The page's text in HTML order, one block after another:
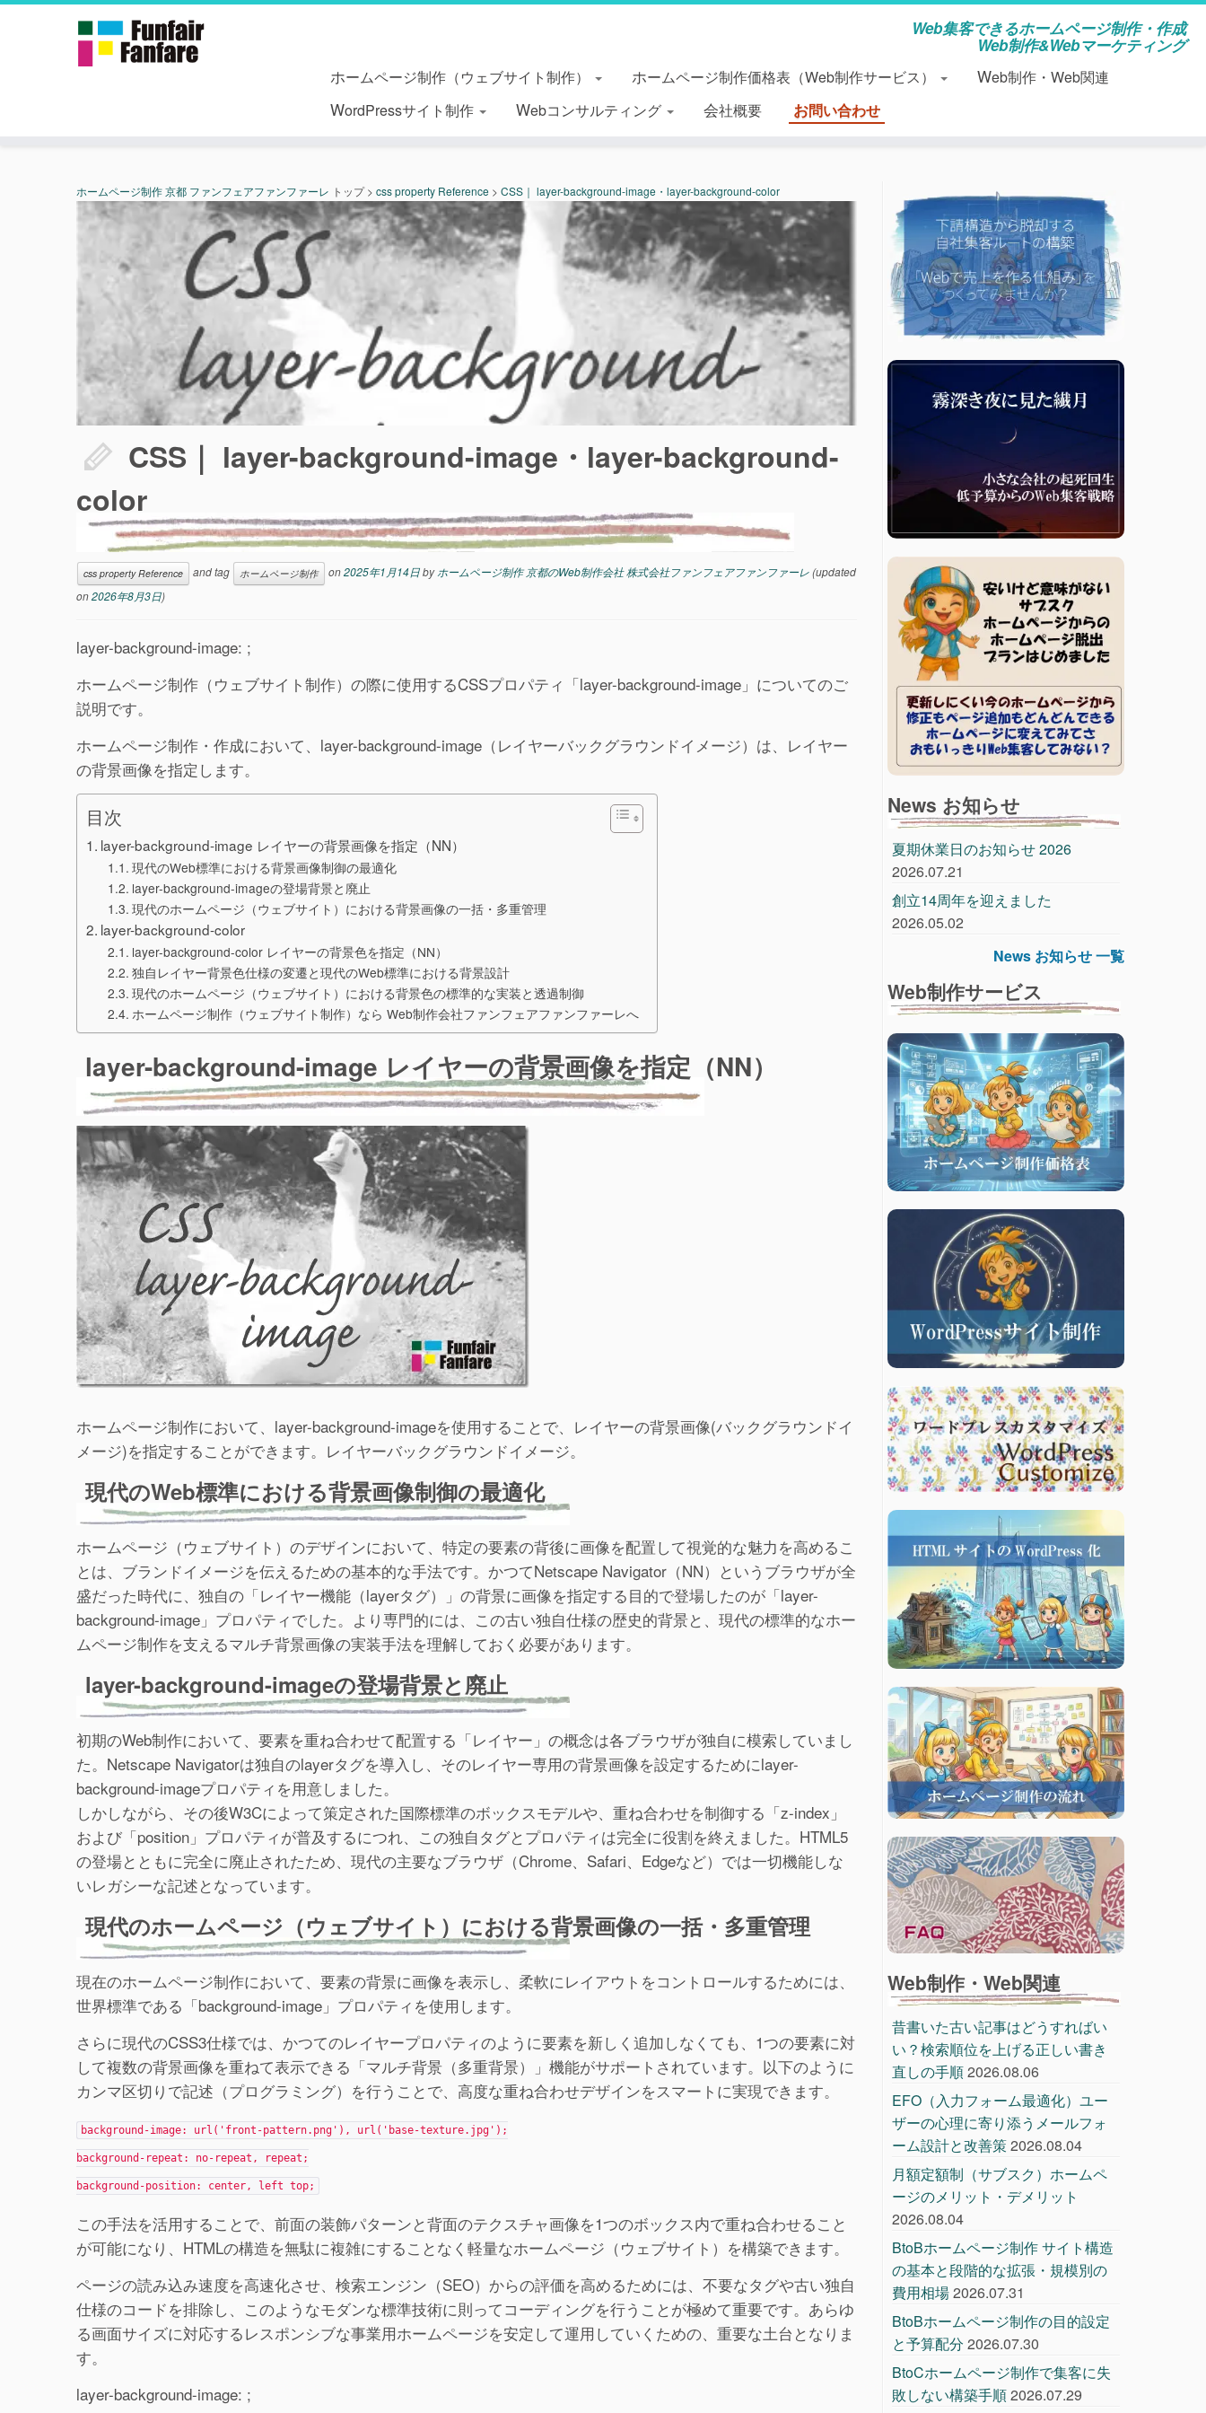
Web集客できるホームページ制作・作成
Web制作&Webマーケティング
ホームページ制作（ウェブサイト制作） ホームページ制作価格表（Web制作サービス）
Web制作・Web関連
WordPressサイト制作
Webコンサルティング 会社概要 お問い合わせ
ホームページ制作 京都 ファンフェアファンファーレ トップ> css property Reference > CSS｜ layer-background-image・layer-background-color
CSS｜ layer-background-image・layer-background-
color
css property Reference and tag ホームページ制作 on2025年1月14日byホームページ制作 京都のWeb制作会社 株式会社ファンフェアファンファーレ(updated
on2026年8月3日)
layer-background-image: ;
ホームページ制作（ウェブサイト制作）の際に使用するCSSプロパティ「layer-background-image」についてのご
説明です。
ホームページ制作・作成において、layer-background-image（レイヤーバックグラウンドイメージ）は、レイヤー
の背景画像を指定します。
目次
layer-background-image レイヤーの背景画像を指定（NN）
現代のWeb標準における背景画像制御の最適化
layer-background-imageの登場背景と廃止
現代のホームページ（ウェブサイト）における背景画像の一括・多重管理
layer-background-color
layer-background-color レイヤーの背景色を指定（NN）
独自レイヤー背景色仕様の変遷と現代のWeb標準における背景設計
現代のホームページ（ウェブサイト）における背景色の標準的な実装と透過制御
ホームページ制作（ウェブサイト制作）なら Web制作会社ファンフェアファンファーレへ
layer-background-image レイヤーの背景画像を指定（NN）
ホームページ制作において、layer-background-imageを使用することで、レイヤーの背景画像(バックグラウンドイ
メージ)を指定することができます。レイヤーバックグラウンドイメージ。
現代のWeb標準における背景画像制御の最適化
ホームページ（ウェブサイト）のデザインにおいて、特定の要素の背後に画像を配置して視覚的な魅力を高めるこ
とは、ブランドイメージを伝えるための基本的な手法です。かつてNetscape Navigator（NN）というブラウザが全
盛だった時代に、独自の「レイヤー機能（layerタグ）」の背景に画像を指定する目的で登場したのが「layer-
background-image」プロパティでした。より専門的には、この古い独自仕様の歴史的背景と、現代の標準的なホー
ムページ制作を支えるマルチ背景画像の実装手法を理解しておく必要があります。
layer-background-imageの登場背景と廃止
初期のWeb制作において、要素を重ね合わせて配置する「レイヤー」の概念は各ブラウザが独自に模索していまし
た。Netscape Navigatorは独自のlayerタグを導入し、そのレイヤー専用の背景画像を設定するためにlayer-
background-imageプロパティを用意しました。
しかしながら、その後W3Cによって策定された国際標準のボックスモデルや、重ね合わせを制御する「z-index」
および「position」プロパティが普及するにつれ、この独自タグとプロパティは完全に役割を終えました。HTML5
の登場とともに完全に廃止されたため、現代の主要なブラウザ（Chrome、Safari、Edgeなど）では一切機能しな
いレガシーな記述となっています。
現代のホームページ（ウェブサイト）における背景画像の一括・多重管理
現在のホームページ制作において、要素の背景に画像を表示し、柔軟にレイアウトをコントロールするためには、
世界標準である「background-image」プロパティを使用します。
さらに現代のCSS3仕様では、かつてのレイヤープロパティのように要素を新しく追加しなくても、1つの要素に対
して複数の背景画像を重ねて表示できる「マルチ背景（多重背景）」機能がサポートされています。以下のように
カンマ区切りで記述（プログラミング）を行うことで、高度な重ね合わせデザインをスマートに実現できます。
background-image: url('front-pattern.png'), url('base-texture.jpg');
background-repeat: no-repeat, repeat;
background-position: center, left top;
この手法を活用することで、前面の装飾パターンと背面のテクスチャ画像を1つのボックス内で重ね合わせること
が可能になり、HTMLの構造を無駄に複雑にすることなく軽量なホームページ（ウェブサイト）を構築できます。
ページの読み込み速度を高速化させ、検索エンジン（SEO）からの評価を高めるためには、不要なタグや古い独自
仕様のコードを排除し、このようなモダンな標準技術に則ってコーディングを行うことが極めて重要です。あらゆ
る画面サイズに対応するレスポンシブな事業用ホームページを安定して運用していくための、重要な土台となりま
す。
layer-background-image: ;
News お知らせ
夏期休業日のお知らせ 2026
2026.07.21
創立14周年を迎えました
2026.05.02
News お知らせ 一覧
Web制作サービス
Web制作・Web関連
昔書いた古い記事はどうすればい
い？検索順位を上げる正しい書き
直しの手順2026.08.06
EFO（入力フォーム最適化）ユー
ザーの心理に寄り添うメールフォ
ーム設計と改善策2026.08.04
月額定額制（サブスク）ホームペ
ージのメリット・デメリット
2026.08.04
BtoBホームページ制作 サイト構造
の基本と段階的な拡張・規模別の
費用相場2026.07.31
BtoBホームページ制作の目的設定
と予算配分 2026.07.30
BtoCホームページ制作で集客に失
敗しない構築手順2026.07.29